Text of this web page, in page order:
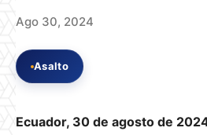
Ago 30, 2024
Asalto
Ecuador, 30 de agosto de